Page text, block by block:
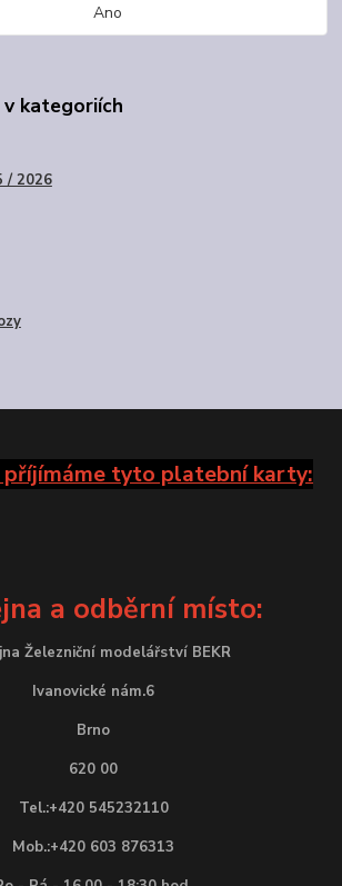
Ano
kategoriích
/ 2026
příjímáme tyto platební karty:
a odběrní místo:
Železniční modelářství BEKR
Ivanovické nám.6
Brno
620 00
Tel.:+420 545232110
Mob.:+420 603 876313